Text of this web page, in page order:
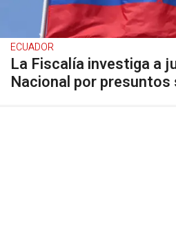
ECUADOR
La Fiscalía investiga a
Nacional por